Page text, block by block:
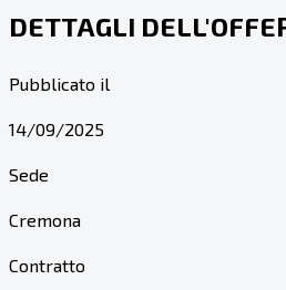
DETTAGLI
Pubblicato il
14/09/2025
Sede
Cremona
Contratto